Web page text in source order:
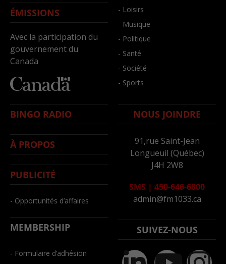
ÉMISSIONS
Avec la participation du
gouvernement du
Canada
- Loisirs
- Musique
- Politique
- Santé
- Société
- Sports
BINGO RADIO
À PROPOS
PUBLICITÉ
- Opportunités d’affaires
MEMBERSHIP
- Formulaire d’adhésion
NOUS JOINDRE
91,rue Saint-Jean
Longueuil (Québec)
J4H 2W8
SMS | 450-646-6800
admin@fm1033.ca
SUIVEZ-NOUS